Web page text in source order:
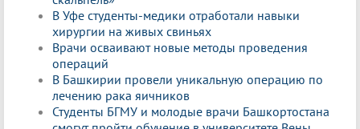
В Уфе студенты-медики отработали навыки
хирургии на живых свиньях
Врачи осваивают новые методы проведения
операций
В Башкирии провели уникальную операцию по
лечению рака яичников
Студенты БГМУ и молодые врачи Башкортостана